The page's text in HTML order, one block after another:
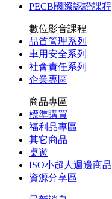
PECB國際認證課程
數位影音課程
品質管理系列
車用安全系列
社會責任系列
企業專區
商品專區
標準購買
福利品專區
其它商品
桌遊
ISO小超人週邊商品
資源分享區